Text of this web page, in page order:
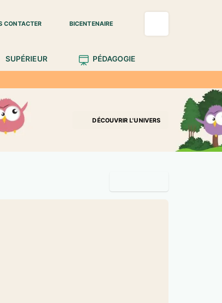
CONTACTER BICENTENAIRE
SUPÉRIEUR PÉDAGOGIE
DÉCOUVRIR L'UNIVERS